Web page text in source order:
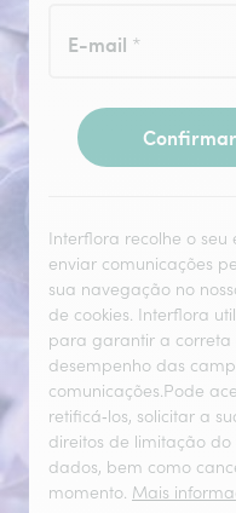
E-mail *
Interflora recolhe o
enviar comunicações
sua navegação no
de cookies. Interflora
para garantir a correta
desempenho das
comunicações.Pode
retificá‑los, solicitar a
direitos de limitação
dados, bem como
momento. Mais